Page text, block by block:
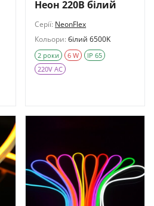
Неон 220В білий
Серії: NeonFlex
Кольори: білий 6500K
2 роки 6 W
IP 65
220V AC